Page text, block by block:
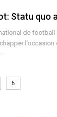
Statu quo
de football
6